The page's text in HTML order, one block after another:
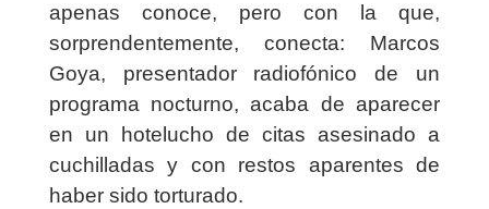
apenas conoce, pero con la que,
sorprendentemente, conecta: Marcos
Goya, presentador radiofónico de un
programa nocturno, acaba de aparecer
en un hotelucho de citasasesinado a
cuchilladas y con restos aparentes de
haber sido torturado.